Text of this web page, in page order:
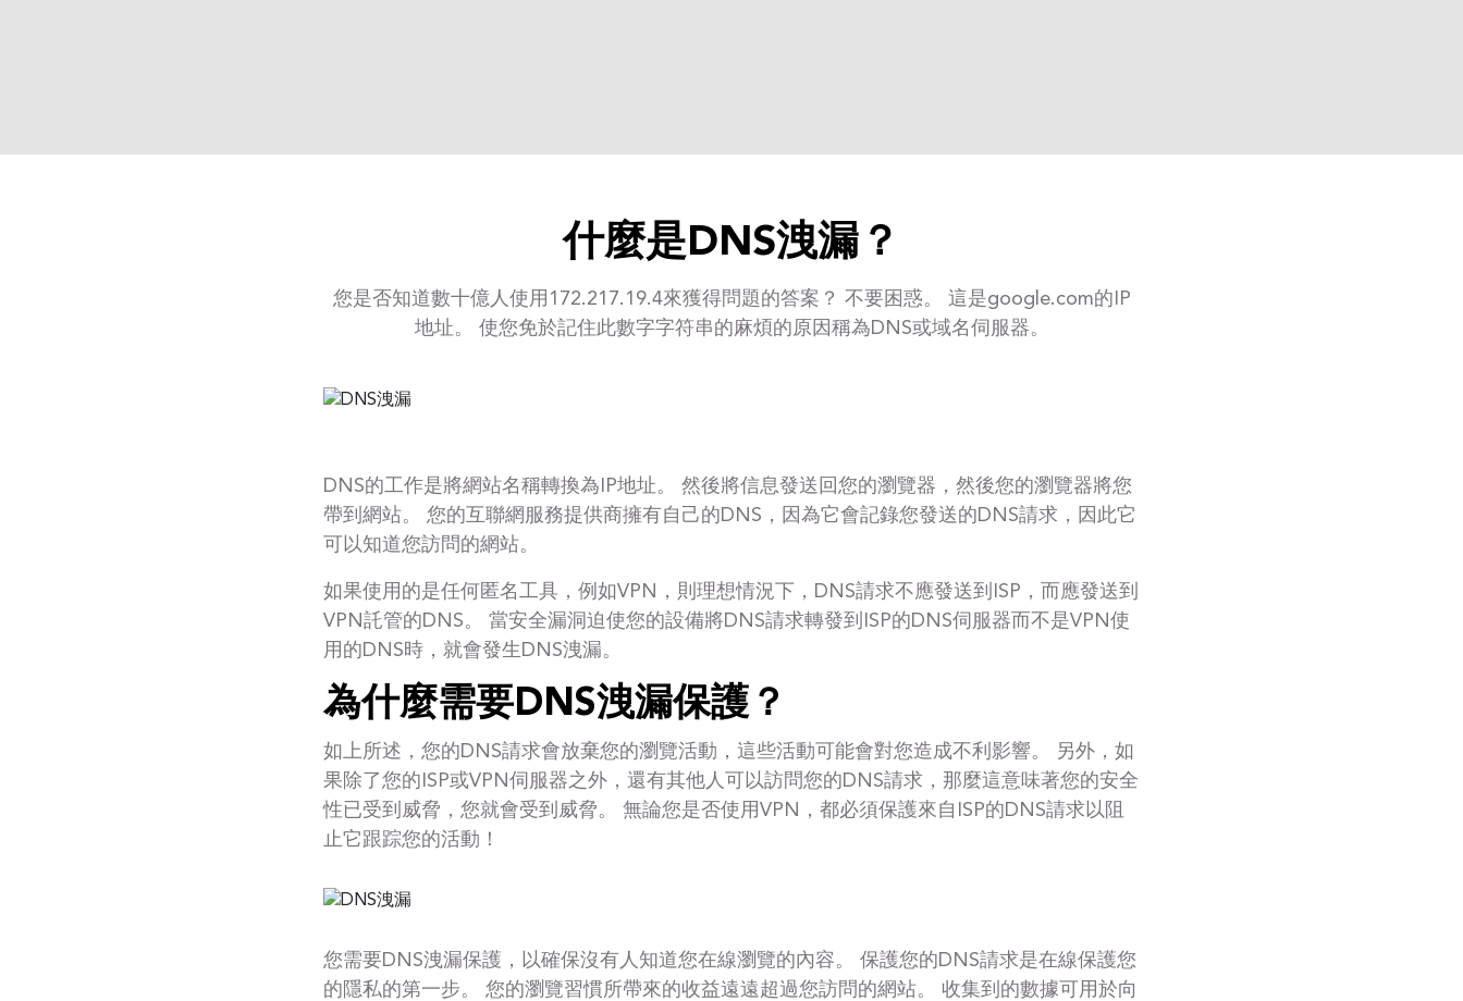
什麼是DNS洩漏？
您是否知道數十億人使用172.217.19.4來獲得問題的答案？ 不要困惑。 這是google.com的IP
地址。 使您免於記住此數字字符串的麻煩的原因稱為DNS或域名伺服器。
DNS的工作是將網站名稱轉換為IP地址。 然後將信息發送回您的瀏覽器，然後您的瀏覽器將您
帶到網站。 您的互聯網服務提供商擁有自己的DNS，因為它會記錄您發送的DNS請求，因此它
可以知道您訪問的網站。
如果使用的是任何匿名工具，例如VPN，則理想情況下，DNS請求不應發送到ISP，而應發送到
VPN託管的DNS。 當安全漏洞迫使您的設備將DNS請求轉發到ISP的DNS伺服器而不是VPN使
用的DNS時，就會發生DNS洩漏。
為什麼需要DNS洩漏保護？
如上所述，您的DNS請求會放棄您的瀏覽活動，這些活動可能會對您造成不利影響。 另外，如
果除了您的ISP或VPN伺服器之外，還有其他人可以訪問您的DNS請求，那麼這意味著您的安全
性已受到威脅，您就會受到威脅。 無論您是否使用VPN，都必須保護來自ISP的DNS請求以阻
止它跟踪您的活動！
您需要DNS洩漏保護，以確保沒有人知道您在線瀏覽的內容。 保護您的DNS請求是在線保護您
的隱私的第一步。 您的瀏覽習慣所帶來的收益遠遠超過您訪問的網站。 收集到的數據可用於向